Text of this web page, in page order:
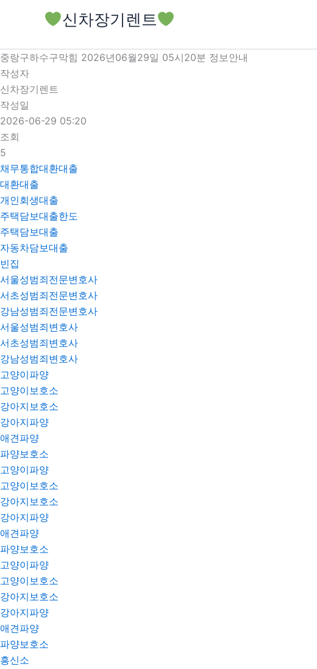
로
건
너
뛰
기
신차장기렌트
중랑구하수구막힘 2026년06월29일 05시20분 정보안내
작성자
신차장기렌트
작성일
2026-06-29 05:20
조회
5
채무통합대환대출
대환대출
개인회생대출
주택담보대출한도
주택담보대출
자동차담보대출
빈집
서울성범죄전문변호사
서초성범죄전문변호사
강남성범죄전문변호사
서울성범죄변호사
서초성범죄변호사
강남성범죄변호사
고양이파양
고양이보호소
강아지보호소
강아지파양
애견파양
파양보호소
고양이파양
고양이보호소
강아지보호소
강아지파양
애견파양
파양보호소
고양이파양
고양이보호소
강아지보호소
강아지파양
애견파양
파양보호소
흥신소